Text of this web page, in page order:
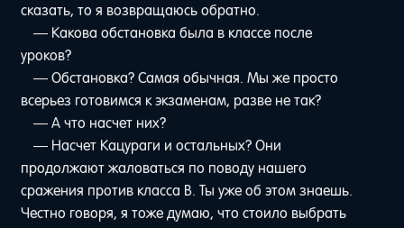
сказать, то я возвращаюсь обратно.
— Какова обстановка была в классе после
уроков?
— Обстановка? Самая обычная. Мы же просто
всерьез готовимся к экзаменам, разве не так?
— А что насчет них?
— Насчет Кацураги и остальных? Они
продолжают жаловаться по поводу нашего
сражения против класса B. Ты уже об этом знаешь.
Честно говоря, я тоже думаю, что стоило выбрать